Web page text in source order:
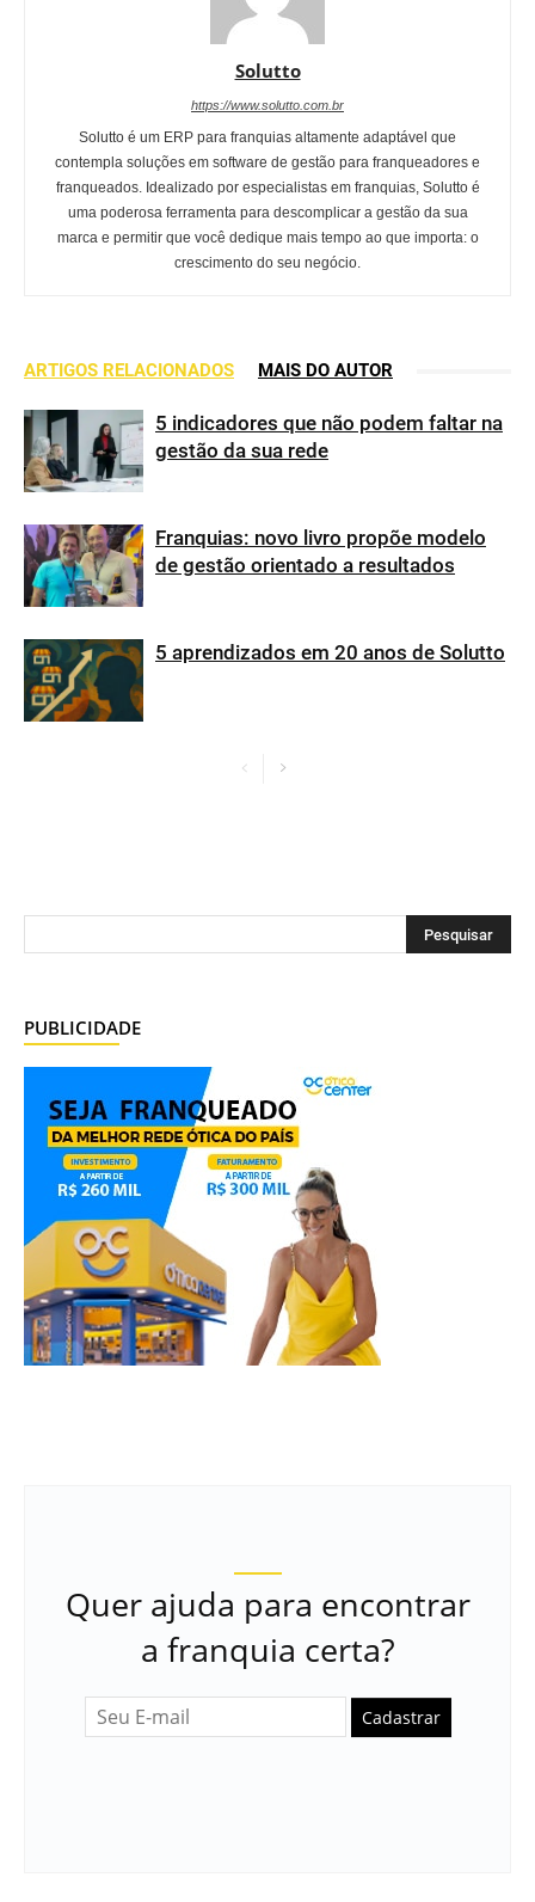
Solutto
https://www.solutto.com.br
Solutto é um ERP para franquias altamente adaptável que
contempla soluções em software de gestão para franqueadores e
franqueados. Idealizado por especialistas em franquias, Solutto é
uma poderosa ferramenta para descomplicar a gestão da sua
marca e permitir que você dedique mais tempo ao que importa: o
crescimento do seu negócio.
ARTIGOS RELACIONADOS MAIS DO AUTOR
5 indicadores que não podem faltar na
gestão da sua rede
Franquias: novo livro propõe modelo
de gestão orientado a resultados
5 aprendizados em 20 anos de Solutto
PUBLICIDADE
Quer ajuda para encontrar
a franquia certa?
Cadastrar